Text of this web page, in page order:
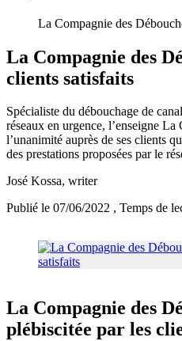
La Compagnie des
La Compagnie des
clients satisfaits
Spécialiste du débouchage de
réseaux en urgence, l’enseigne
l’unanimité auprès de ses clients
des prestations proposées par le
José Kossa, writer
Publié le 07/06/2022 , Temps de
La Compagnie des
plébiscitée par les